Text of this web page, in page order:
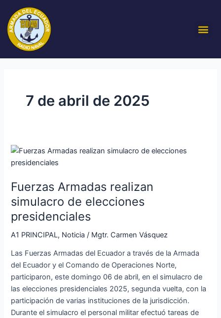
contenido
7 de abril de 2025
Fuerzas Armadas realizan
simulacro de elecciones
presidenciales
A1 PRINCIPAL, Noticia / Mgtr. Carmen Vásquez
Las Fuerzas Armadas del Ecuador a través de la Armada
del Ecuador y el Comando de Operaciones Norte,
participaron, este domingo 06 de abril, en el simulacro de
las elecciones presidenciales 2025, segunda vuelta, con la
participación de varias instituciones de la jurisdicción.
Durante el simulacro el personal militar efectuó tareas de
Fuerzas
Armadas
simulacro
de
elecciones
presidenciales